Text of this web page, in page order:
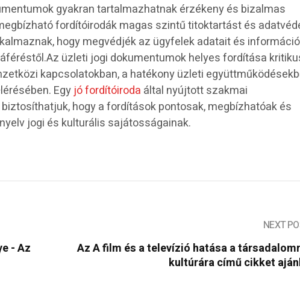
gyakran tartalmazhatnak érzékeny és bizalmas
fordítóirodák magas szintű titoktartást és
hogy megvédjék az ügyfelek adatait és
üzleti jogi dokumentumok helyes fordítása
kapcsolatokban, a hatékony üzleti
Egy jó fordítóiroda által nyújtott szakmai
hogy a fordítások pontosak, megbízhatóak és
jogi és kulturális sajátosságainak.
- Az
NEXT
Az A film és a televízió hatása a
kultúrára című cikket